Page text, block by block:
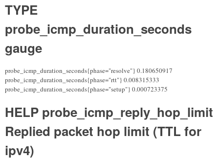
TYPE
probe_icmp_duration_seconds
gauge
probe_icmp_duration_seconds{phase="resolve"} 0.180650917
probe_icmp_duration_seconds{phase="rtt"} 0.008315333
probe_icmp_duration_seconds{phase="setup"} 0.000723375
HELP probe_icmp_reply_hop_limit
Replied packet hop limit (TTL for
ipv4)